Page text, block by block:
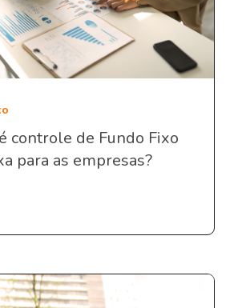
controle de Fundo Fixo
para as empresas?